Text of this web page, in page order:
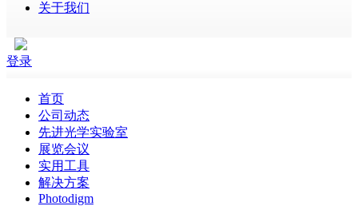
关于我们
登录
首页
公司动态
先进光学实验室
展览会议
实用工具
解决方案
Photodigm